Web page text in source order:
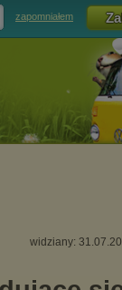
zapomniałem
widziany: